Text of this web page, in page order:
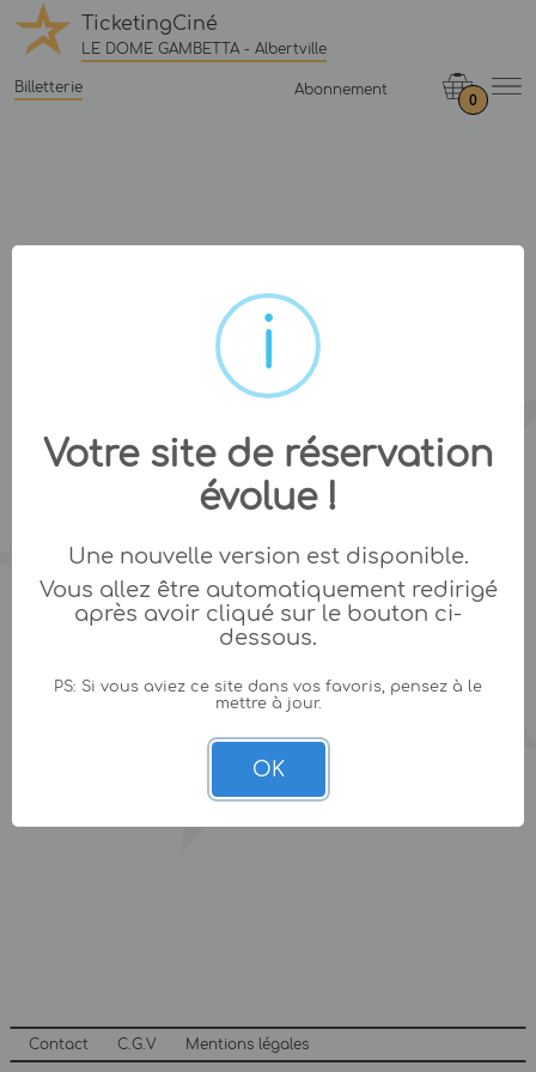
TicketingCiné
LE DOME GAMBETTA - Albertville
Billetterie Abonnement
0
Contact C.G.V Mentions légales
Votre site de réservation
évolue !
Une nouvelle version est disponible.
Vous allez être automatiquement redirigé
après avoir cliqué sur le bouton ci-
dessous.
PS: Si vous aviez ce site dans vos favoris, pensez à le
mettre à jour.
OK